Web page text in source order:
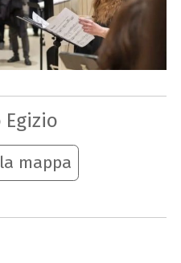
Egizio
mappa